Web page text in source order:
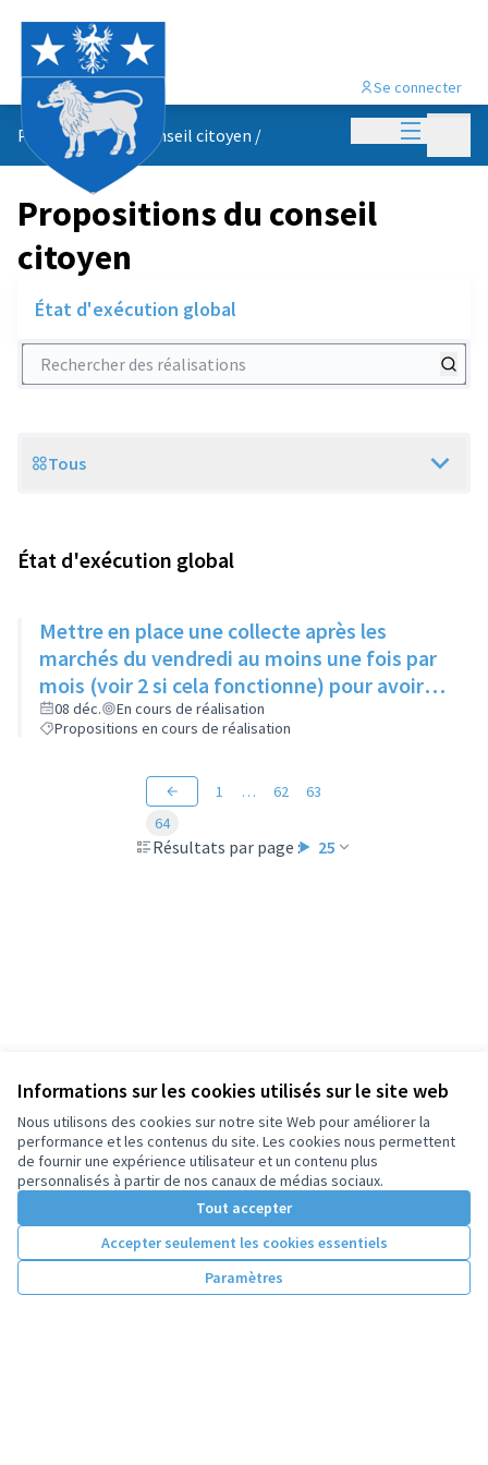
Informations sur les cookies utilisés sur le site web
Nous utilisons des cookies sur notre site Web pour améliorer la
performance et les contenus du site. Les cookies nous permettent
de fournir une expérience utilisateur et un contenu plus
personnalisés à partir de nos canaux de médias sociaux.
Tout accepter
Accepter seulement les cookies essentiels
Paramètres
Menu
Se connecter
Propositions du conseil citoyen /
Propositions du conseil
citoyen
État d'exécution global
Rechercher des réalisations
Scope
Tous
État d'exécution global
Mettre en place une collecte après les
marchés du vendredi au moins une fois par
mois (voir 2 si cela fonctionne) pour avoir
des produits frais pour l'Epice'Rill
08 déc.
En cours de réalisation
Propositions en cours de réalisation
Résultats par page : 25
1 … 62
63
64